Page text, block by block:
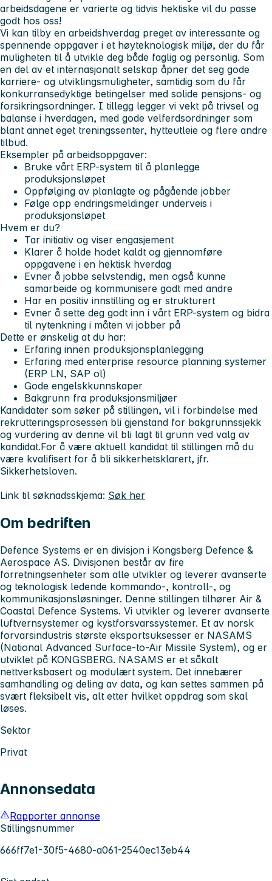
arbeidsdagene er varierte og tidvis hektiske vil du passe
godt hos oss!
Vi kan tilby en arbeidshverdag preget av interessante og
spennende oppgaver i et høyteknologisk miljø, der du får
muligheten til å utvikle deg både faglig og personlig. Som
en del av et internasjonalt selskap åpner det seg gode
karriere- og utviklingsmuligheter, samtidig som du får
konkurransedyktige betingelser med solide pensjons- og
forsikringsordninger. I tillegg legger vi vekt på trivsel og
balanse i hverdagen, med gode velferdsordninger som
blant annet eget treningssenter, hytteutleie og flere andre
tilbud.
Eksempler på arbeidsoppgaver:
Bruke vårt ERP-system til å planlegge
produksjonsløpet
Oppfølging av planlagte og pågående jobber
Følge opp endringsmeldinger underveis i
produksjonsløpet
Hvem er du?
Tar initiativ og viser engasjement
Klarer å holde hodet kaldt og gjennomføre
oppgavene i en hektisk hverdag
Evner å jobbe selvstendig, men også kunne
samarbeide og kommunisere godt med andre
Har en positiv innstilling og er strukturert
Evner å sette deg godt inn i vårt ERP-system og bidra
til nytenkning i måten vi jobber på
Dette er ønskelig at du har:
Erfaring innen produksjonsplanlegging
Erfaring med enterprise resource planning systemer
(ERP LN, SAP ol)
Gode engelskkunnskaper
Bakgrunn fra produksjonsmiljøer
Kandidater som søker på stillingen, vil i forbindelse med
rekrutteringsprosessen bli gjenstand for bakgrunnssjekk
og vurdering av denne vil bli lagt til grunn ved valg av
kandidat.For å være aktuell kandidat til stillingen må du
være kvalifisert for å bli sikkerhetsklarert, jfr.
Sikkerhetsloven.
Link til søknadsskjema: Søk her
Om bedriften
Defence Systems er en divisjon i Kongsberg Defence &
Aerospace AS. Divisjonen består av fire
forretningsenheter som alle utvikler og leverer avanserte
og teknologisk ledende kommando-, kontroll-, og
kommunikasjonsløsninger. Denne stillingen tilhører Air &
Coastal Defence Systems. Vi utvikler og leverer avanserte
luftvernsystemer og kystforsvarssystemer. Et av norsk
forvarsindustris største eksportsuksesser er NASAMS
(National Advanced Surface-to-Air Missile System), og er
utviklet på KONGSBERG. NASAMS er et såkalt
nettverksbasert og modulært system. Det innebærer
samhandling og deling av data, og kan settes sammen på
svært fleksibelt vis, alt etter hvilket oppdrag som skal
løses.
Sektor
Privat
Annonsedata
Rapporter annonse
Stillingsnummer
666ff7e1-30f5-4680-a061-2540ec13eb44